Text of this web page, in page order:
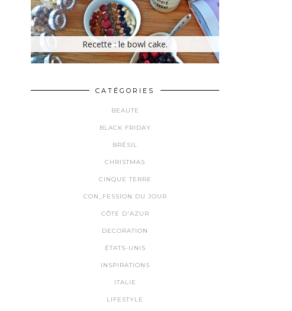
Recette : le bowl cake.
CATÉGORIES
BEAUTE
BLACK FRIDAY
BRÉSIL
CHRISTMAS
CINQUE TERRE
CON_FESSION DU JOUR
CÔTE D'AZUR
DECORATION
ÉTATS-UNIS
INSPIRATIONS
ITALIE
LIFESTYLE